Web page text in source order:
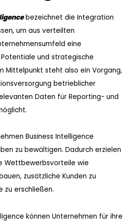
bezeichnet die Integration
um aus verteilten
eine
und strategische
Mittelpunkt steht also ein Vorgang,
betrieblicher
Daten für Reporting- und
Business Intelligence
zu bewältigen. Dadurch erzielen
Wettbewerbsvorteile wie
zusätzliche Kunden zu
zu erschließen.
können Unternehmen für ihre